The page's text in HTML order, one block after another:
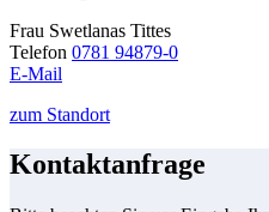
Frau Swetlanas Tittes
Telefon 0781 94879-0
E-Mail
zum Standort
Kontaktanfrage